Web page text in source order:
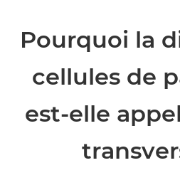
Pourquoi la
cellules de
est-elle